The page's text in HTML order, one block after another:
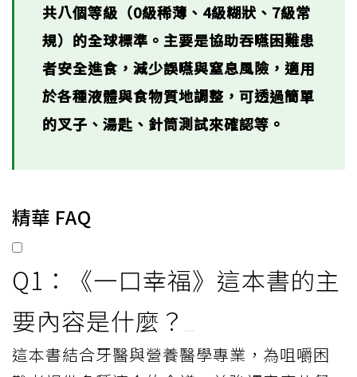
共八個等級（0級稀薄、4級糊狀、7級常
規）的全球標準。主要是協助吞嚥困難患
者安全進食，減少誤嚥與窒息風險，適用
於各種液體與食物質地調整，可透過簡單
的叉子、湯匙、針筒測試來確認等。
精華 FAQ
Q1：《一口幸福》這本書的主
要內容是什麼？
這本書結合牙醫與營養醫學專業，為咀嚼困